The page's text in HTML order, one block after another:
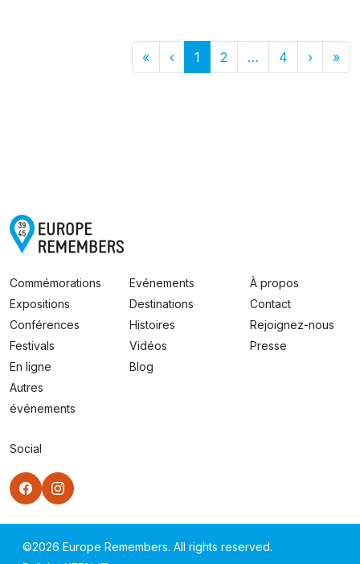
«First
‹Previous
1 2 … More
4 › Next
»
Commémorations
Expositions
Conférences
Festivals
En ligne
Autres
événements
Evénements
Destinations
Histoires
Vidéos
Blog
À propos
Contact
Rejoignez-nous
Presse
Social
©2026 Europe Remembers. All rights reserved.